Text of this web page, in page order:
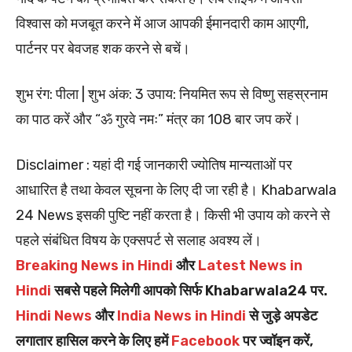
विश्वास को मजबूत करने में आज आपकी ईमानदारी काम आएगी,
पार्टनर पर बेवजह शक करने से बचें।
शुभ रंग: पीला | शुभ अंक: 3 उपाय: नियमित रूप से विष्णु सहस्रनाम
का पाठ करें और “ॐ गुरवे नमः” मंत्र का 108 बार जप करें।
Disclaimer : यहां दी गई जानकारी ज्योतिष मान्यताओं पर
आधारित है तथा केवल सूचना के लिए दी जा रही है। Khabarwala
24 News इसकी पुष्टि नहीं करता है। किसी भी उपाय को करने से
पहले संबंधित विषय के एक्सपर्ट से सलाह अवश्य लें।
Breaking News in Hindi औरLatest News in
Hindiसबसे पहले मिलेगी आपको सिर्फ Khabarwala24 पर.
Hindi News औरIndia News in Hindiसे जुड़े अपडेट
लगातार हासिल करने के लिए हमेंFacebookपर ज्वॉइन करें,